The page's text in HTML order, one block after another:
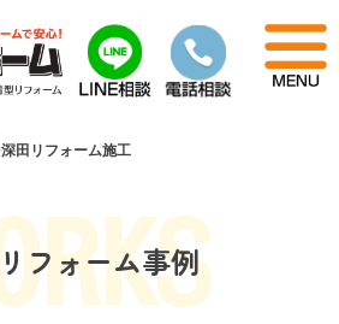
深田リフォーム施工
フォーム事例